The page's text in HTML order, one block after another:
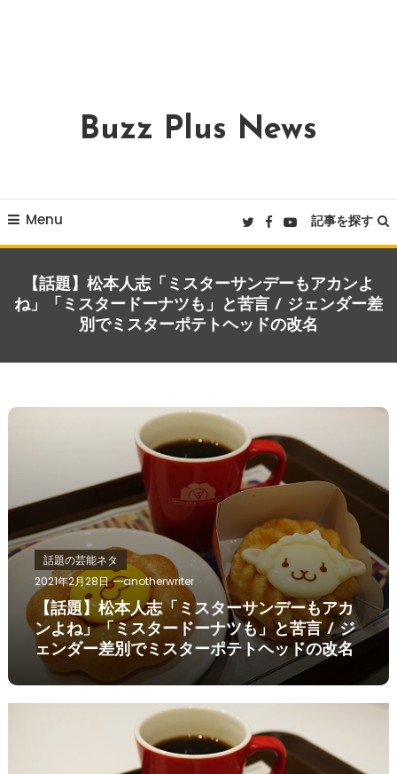
Buzz Plus News
Menu 記事を探す
【話題】松本人志「ミスターサンデーもアカンよ
ね」「ミスタードーナツも」と苦言 / ジェンダー差
別でミスターポテトヘッドの改名
話題の芸能ネタ
2021年2月28日
anotherwriter
【話題】松本人志「ミスターサンデーもアカ
ンよね」「ミスタードーナツも」と苦言 / ジ
ェンダー差別でミスターポテトヘッドの改名